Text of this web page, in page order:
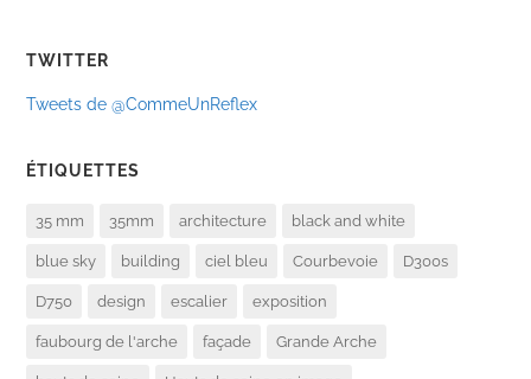
TWITTER
Tweets de @CommeUnReflex
ÉTIQUETTES
35 mm 35mm architecture black and white
blue sky building ciel bleu Courbevoie D300s
D750 design escalier exposition
faubourg de l'arche façade Grande Arche